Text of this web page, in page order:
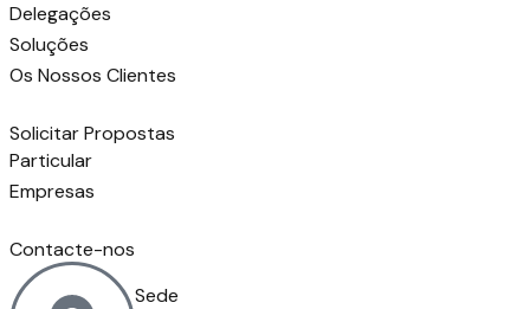
Delegações
Soluções
Os Nossos Clientes
Solicitar Propostas
Particular
Empresas
Contacte-nos
Sede